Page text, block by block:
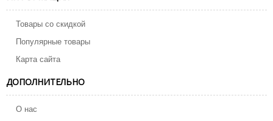
Товары со скидкой
Популярные товары
Карта сайта
ДОПОЛНИТЕЛЬНО
О нас